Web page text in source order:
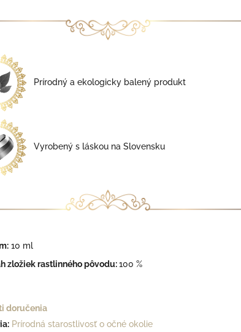
Prírodný a ekologicky balený produkt
Vyrobený s láskou na Slovensku
10 ml
zložiek rastlinného pôvodu:100 %
doručenia
: Prírodná starostlivosť o očné okolie